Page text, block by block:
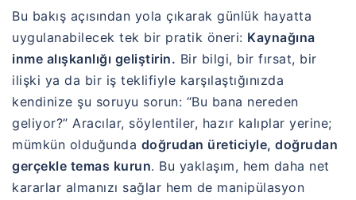
Bu bakış açısından yola çıkarak günlük hayatta
uygulanabilecek tek bir pratik öneri: Kaynağına
inme alışkanlığı geliştirin. Bir bilgi, bir fırsat, bir
ilişki ya da bir iş teklifiyle karşılaştığınızda
kendinize şu soruyu sorun: “Bu bana nereden
geliyor?” Aracılar, söylentiler, hazır kalıplar yerine;
mümkün olduğunda doğrudan üreticiyle, doğrudan
gerçekle temas kurun. Bu yaklaşım, hem daha net
kararlar almanızı sağlar hem de manipülasyon